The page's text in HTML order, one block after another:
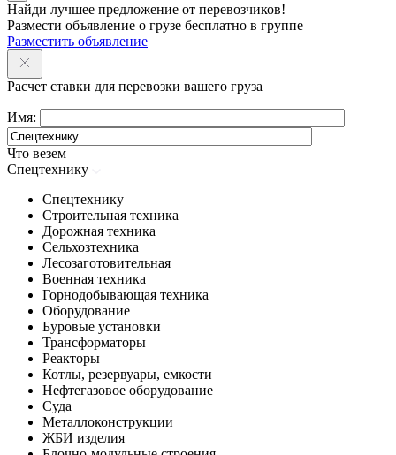
Найди лучшее предложение от перевозчиков!
Размести объявление о грузе бесплатно в группе
Разместить объявление
Расчет ставки для перевозки вашего груза
Имя:
Что везем
Спецтехнику
Спецтехнику
Строительная техника
Дорожная техника
Сельхозтехника
Лесозаготовительная
Военная техника
Горнодобывающая техника
Оборудование
Буровые установки
Трансформаторы
Реакторы
Котлы, резервуары, емкости
Нефтегазовое оборудование
Cуда
Металлоконструкции
ЖБИ изделия